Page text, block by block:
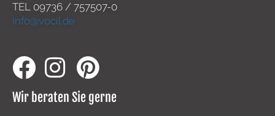
TEL 09736 / 757507-0
info@vocil.de
Wir beraten Sie gerne